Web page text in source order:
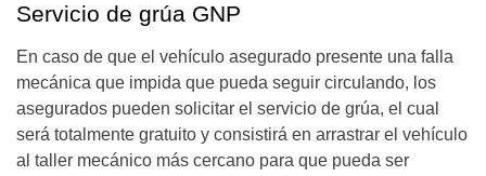
Servicio de grúa GNP
En caso de que el vehículo asegurado presente una falla
mecánica que impida que pueda seguir circulando, los
asegurados pueden solicitar el servicio de grúa, el cual
será totalmente gratuito y consistirá en arrastrar el vehículo
al taller mecánico más cercano para que pueda ser